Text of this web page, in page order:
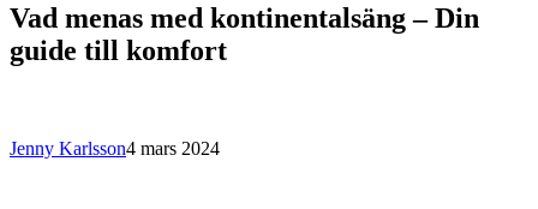
Vad menas med kontinentalsäng – Din
guide till komfort
Jenny Karlsson4 mars 2024